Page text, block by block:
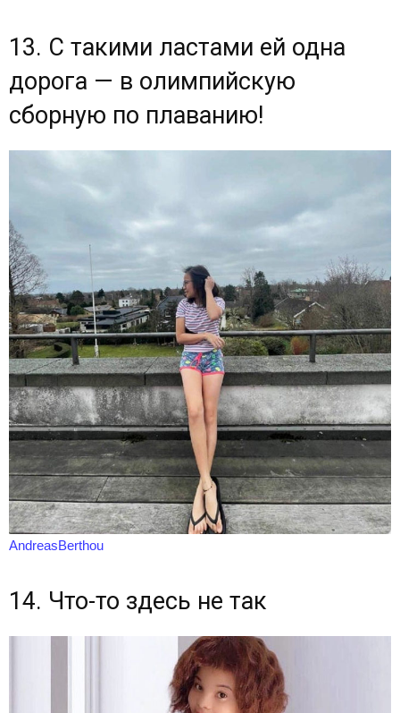
13. С такими ластами ей одна
дорога — в олимпийскую
сборную по плаванию!
AndreasBerthou
14. Что-то здесь не так